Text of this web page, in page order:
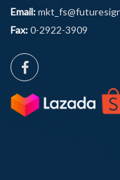
Email:
Fax:0-2922-3909